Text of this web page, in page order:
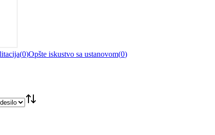
(0)Opšte iskustvo sa ustanovom(0)